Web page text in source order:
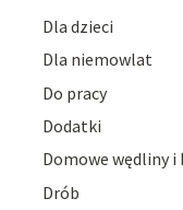
Dla dzieci
Dla niemowlat
Do pracy
Dodatki
Domowe wędliny i
Drób